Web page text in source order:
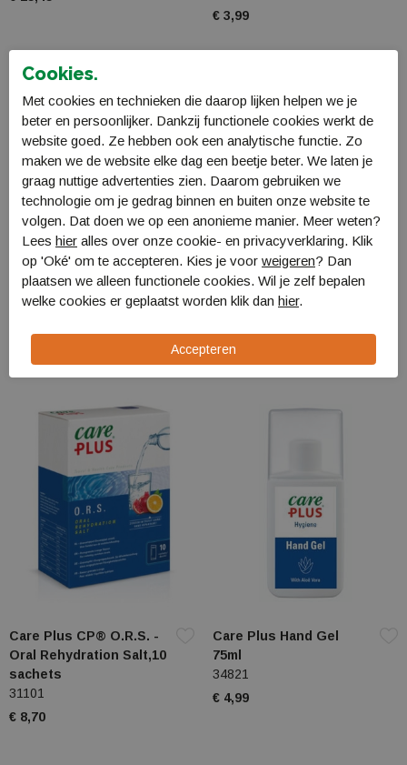
€ 3,99
Bo-Camp Urinelle
5232900
TravelSafe
TS0057
€ 2,99
Care Plus CP® O.R.S. -
Oral Rehydration Salt,10
sachets
31101
€ 8,70
Care Plus Hand Gel
75ml
34821
€ 4,99
Cookies.
Met cookies en technieken die daarop lijken helpen we je
beter en persoonlijker. Dankzij functionele cookies werkt de
website goed. Ze hebben ook een analytische functie. Zo
maken we de website elke dag een beetje beter. We laten je
graag nuttige advertenties zien. Daarom gebruiken we
technologie om je gedrag binnen en buiten onze website te
volgen. Dat doen we op een anonieme manier. Meer weten?
Lees hier alles over onze cookie- en privacyverklaring. Klik
op 'Oké' om te accepteren. Kies je voor weigeren? Dan
plaatsen we alleen functionele cookies. Wil je zelf bepalen
welke cookies er geplaatst worden klik dan hier.